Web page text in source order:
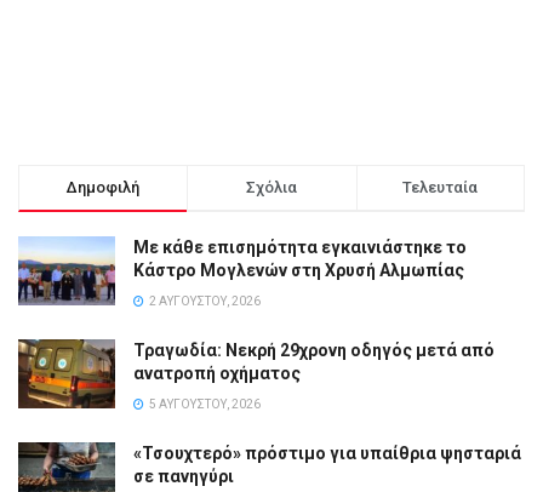
Δημοφιλή Σχόλια Τελευταία
Με κάθε επισημότητα εγκαινιάστηκε το
Κάστρο Μογλενών στη Χρυσή Αλμωπίας
2 ΑΥΓΟΎΣΤΟΥ, 2026
Τραγωδία: Νεκρή 29χρονη οδηγός μετά από
ανατροπή οχήματος
5 ΑΥΓΟΎΣΤΟΥ, 2026
«Τσουχτερό» πρόστιμο για υπαίθρια ψησταριά
σε πανηγύρι